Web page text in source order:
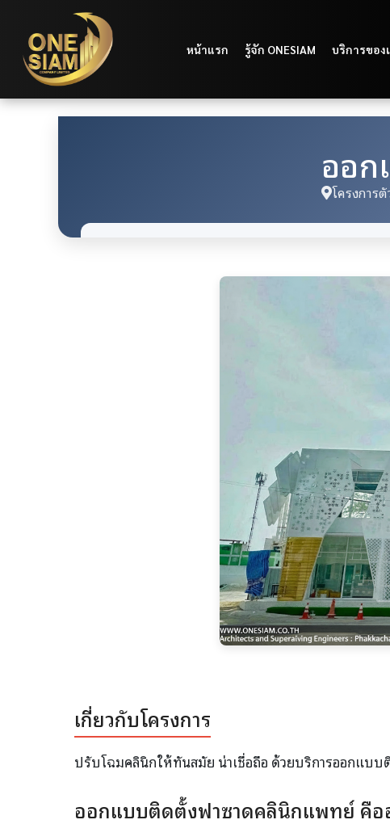
หน้าแรก รู้จัก ONESIAM บริการของ
ออ
โครงการ
เกี่ยวกับโครงการ
ปรับโฉมคลินิกให้ทันสมัย น่าเชื่อถือ ด้วยบริการออกแบบ
ออกแบบติดตั้งฟาซาดคลินิกแพทย์ คือ